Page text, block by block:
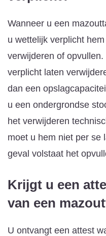
Wanneer u een
u wettelijk verplicht
verwijderen of
verplicht laten
dan een
u een ondergrondse
het verwijderen
moet u hem niet per se
geval volstaat het
Krijgt u een
van een
U ontvangt een attest